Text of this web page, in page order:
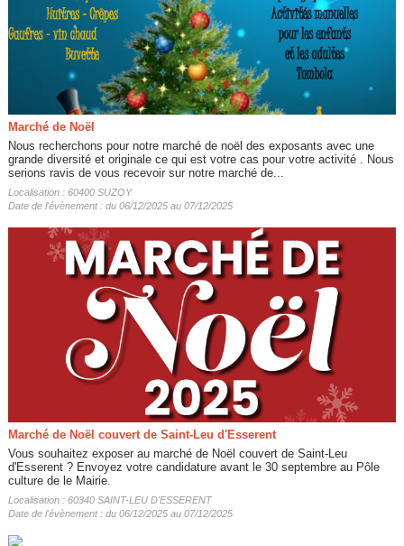
Marché de Noël
Nous recherchons pour notre marché de noël des exposants avec une
grande diversité et originale ce qui est votre cas pour votre activité . Nous
serions ravis de vous recevoir sur notre marché de...
Localisation : 60400 SUZOY
Date de l'évènement : du 06/12/2025 au 07/12/2025
Marché de Noël couvert de Saint-Leu d'Esserent
Vous souhaitez exposer au marché de Noël couvert de Saint-Leu
d'Esserent ? Envoyez votre candidature avant le 30 septembre au Pôle
culture de le Mairie.
Localisation : 60340 SAINT-LEU D'ESSERENT
Date de l'évènement : du 06/12/2025 au 07/12/2025